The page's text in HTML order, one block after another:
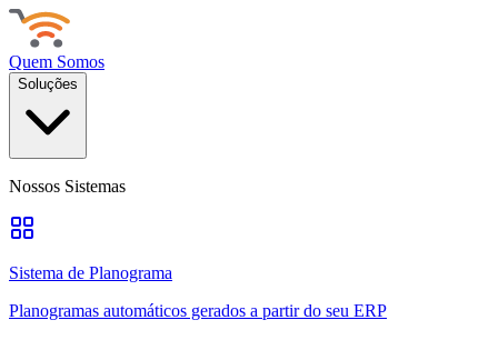
Quem Somos
Soluções
Nossos Sistemas
Sistema de Planograma
Planogramas automáticos gerados a partir do seu ERP